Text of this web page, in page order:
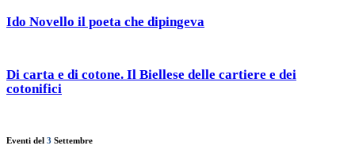
Ido Novello il poeta che dipingeva
Di carta e di cotone. Il Biellese delle cartiere e dei
cotonifici
Eventi del 3 Settembre